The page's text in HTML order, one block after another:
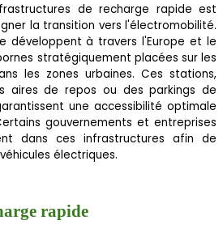
de recharge rapide est
la transition vers l'électromobilité.
développent à travers l'Europe et le
stratégiquement placées sur les
les zones urbaines. Ces stations,
aires de repos ou des parkings de
une accessibilité optimale
gouvernements et entreprises
dans ces infrastructures afin de
électriques.
rapide